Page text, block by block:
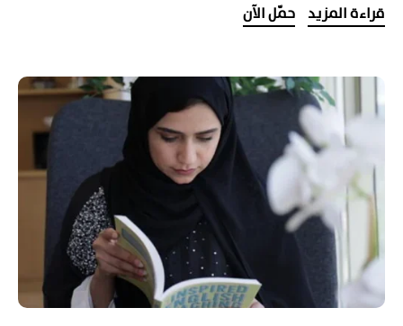
قراءة المزيد حمّل الآن